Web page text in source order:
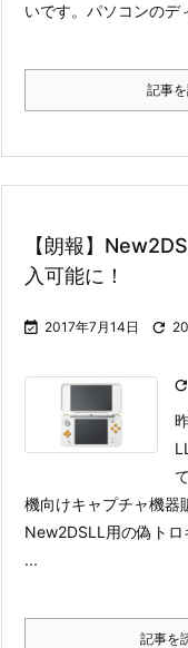
いです。 パソコンのデ
記事
【朗報】
入可能に！
 2017年7月14日 

機向けキャプチャ機器
New2DSLL用の偽ト
...
記事を